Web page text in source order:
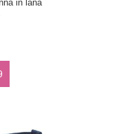
in lana